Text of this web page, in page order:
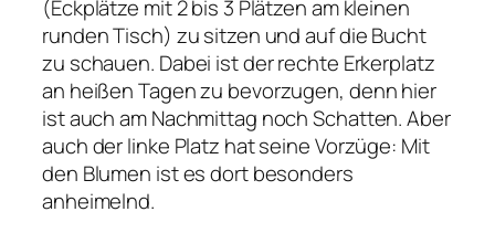
(Eckplätze mit 2 bis 3 Plätzen am kleinen
runden Tisch) zu sitzen und auf die Bucht
zu schauen. Dabei ist der rechte Erkerplatz
an heißen Tagen zu bevorzugen, denn hier
ist auch am Nachmittag noch Schatten. Aber
auch der linke Platz hat seine Vorzüge: Mit
den Blumen ist es dort besonders
anheimelnd.